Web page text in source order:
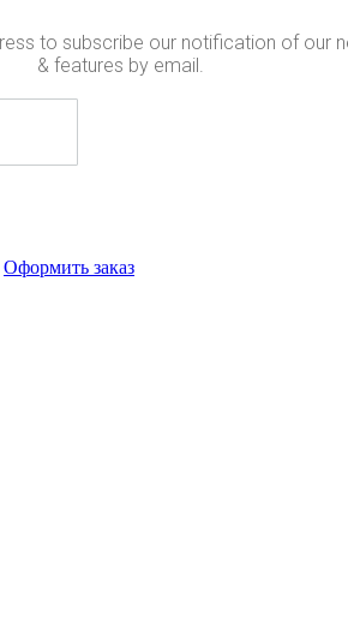
to subscribe our notification of our
& features by email.
Оформить заказ